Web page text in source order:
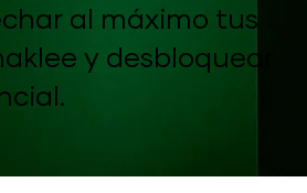
al máximo tus
y desbloquear